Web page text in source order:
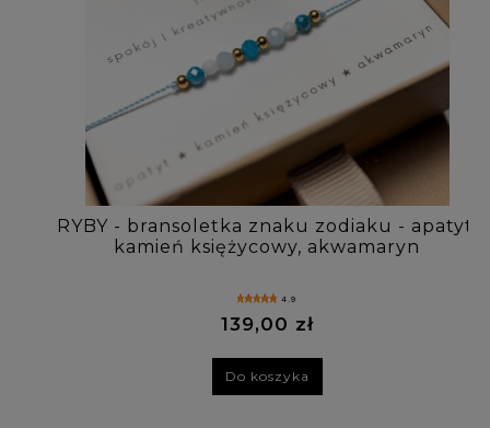
RYBY - bransoletka znaku zodiaku - apatyt,
kamień księżycowy, akwamaryn
4.9
139,00 zł
Do koszyka